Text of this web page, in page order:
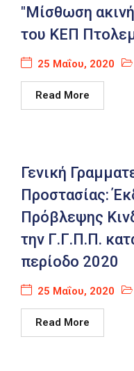
"Μίσθωση
του ΚΕΠ
25 Μαΐου, 2020
Read More
Γενική
Προστασίας:
Πρόβλεψης
την Γ.Γ.Π.Π.
περίοδο 2020
25 Μαΐου, 2020
Read More